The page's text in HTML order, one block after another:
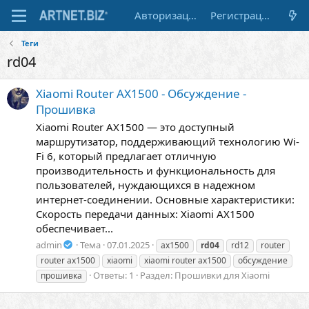
Авторизация Регистрация
Теги
rd04
Xiaomi Router AX1500 - Обсуждение -
Прошивка
Xiaomi Router AX1500 — это доступный
маршрутизатор, поддерживающий технологию Wi-
Fi 6, который предлагает отличную
производительность и функциональность для
пользователей, нуждающихся в надежном
интернет-соединении. Основные характеристики:
Скорость передачи данных: Xiaomi AX1500
обеспечивает...
admin Тема 07.01.2025 ax1500 rd04 rd12
router
router ax1500
xiaomi xiaomi router ax1500
обсуждение
прошивка
Ответы: 1 Раздел: Прошивки для Xiaomi